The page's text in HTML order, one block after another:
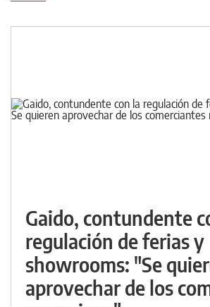
Gaido, contundente
regulación de ferias y
showrooms: "Se
aprovechar de los